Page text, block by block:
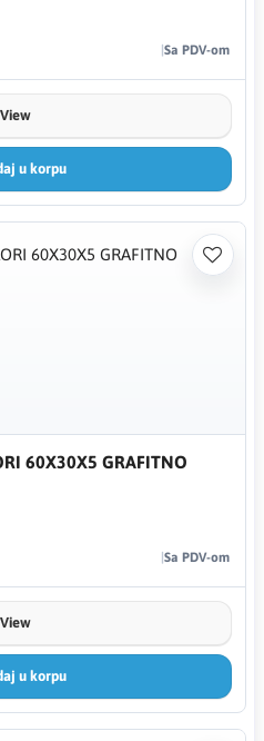
Sa PDV-om
View
u korpu
60X30X5 GRAFITNO
Sa PDV-om
View
u korpu